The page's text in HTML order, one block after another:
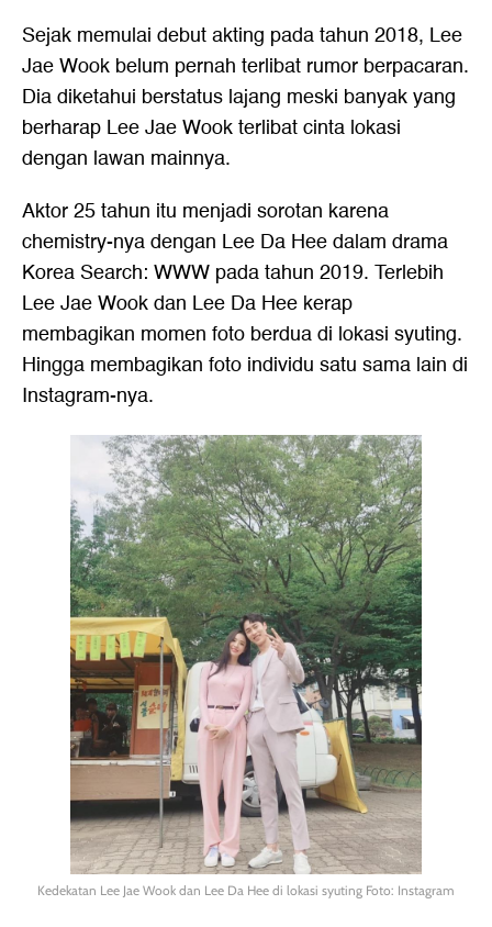
Sejak memulai debut akting pada tahun 2018, Lee
Jae Wook belum pernah terlibat rumor berpacaran.
Dia diketahui berstatus lajang meski banyak yang
berharap Lee Jae Wook terlibat cinta lokasi
dengan lawan mainnya.
Aktor 25 tahun itu menjadi sorotan karena
chemistry-nya dengan Lee Da Hee dalam drama
Korea Search: WWW pada tahun 2019. Terlebih
Lee Jae Wook dan Lee Da Hee kerap
membagikan momen foto berdua di lokasi syuting.
Hingga membagikan foto individu satu sama lain di
Instagram-nya.
Kedekatan Lee Jae Wook dan Lee Da Hee di lokasi syuting Foto: Instagram